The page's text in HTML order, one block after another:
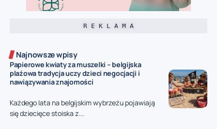
R E K L A M A
Najnowsze wpisy
Papierowe kwiaty za muszelki – belgijska
plażowa tradycja uczy dzieci negocjacji i
nawiązywania znajomości
Każdego lata na belgijskim wybrzeżu pojawiają
się dziecięce stoiska z...